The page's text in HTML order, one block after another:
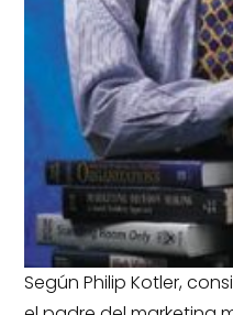
Según Philip Kotler,